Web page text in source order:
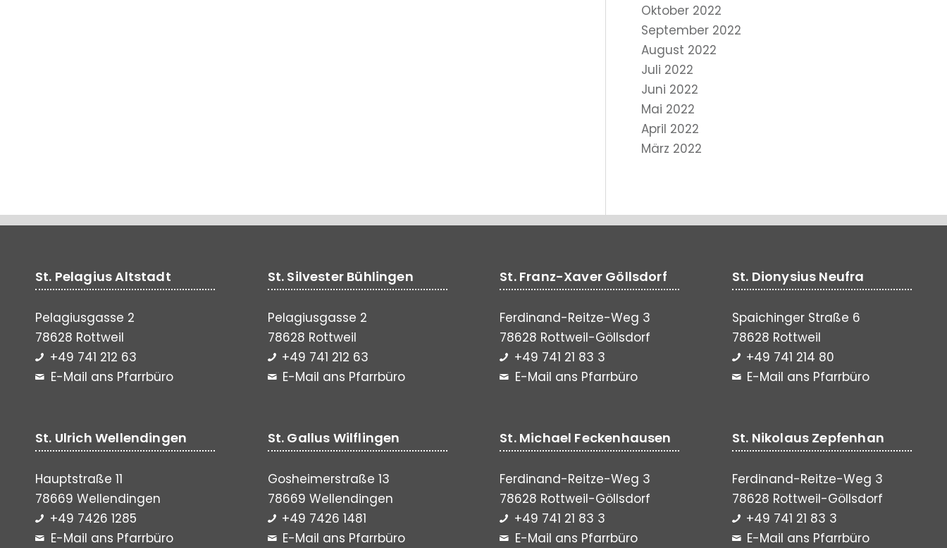
Oktober 2022
September 2022
August 2022
Juli 2022
Juni 2022
Mai 2022
April 2022
März 2022
St. Pelagius Altstadt
Pelagiusgasse 2
78628 Rottweil
+49 741 212 63
E-Mail ans Pfarrbüro
St. Ulrich Wellendingen
Hauptstraße 11
78669 Wellendingen
+49 7426 1285
E-Mail ans Pfarrbüro
St. Silvester Bühlingen
Pelagiusgasse 2
78628 Rottweil
+49 741 212 63
E-Mail ans Pfarrbüro
St. Gallus Wilflingen
Gosheimerstraße 13
78669 Wellendingen
+49 7426 1481
E-Mail ans Pfarrbüro
St. Franz-Xaver Göllsdorf
Ferdinand-Reitze-Weg 3
78628 Rottweil-Göllsdorf
+49 741 21 83 3
E-Mail ans Pfarrbüro
St. Michael Feckenhausen
Ferdinand-Reitze-Weg 3
78628 Rottweil-Göllsdorf
+49 741 21 83 3
E-Mail ans Pfarrbüro
St. Dionysius Neufra
Spaichinger Straße 6
78628 Rottweil
+49 741 214 80
E-Mail ans Pfarrbüro
St. Nikolaus Zepfenhan
Ferdinand-Reitze-Weg 3
78628 Rottweil-Göllsdorf
+49 741 21 83 3
E-Mail ans Pfarrbüro